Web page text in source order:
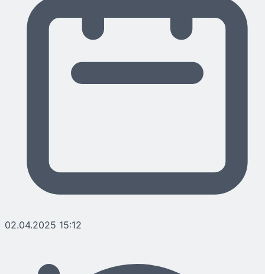
02.04.2025 15:12